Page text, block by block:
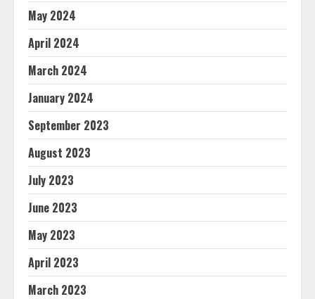
May 2024
April 2024
March 2024
January 2024
September 2023
August 2023
July 2023
June 2023
May 2023
April 2023
March 2023